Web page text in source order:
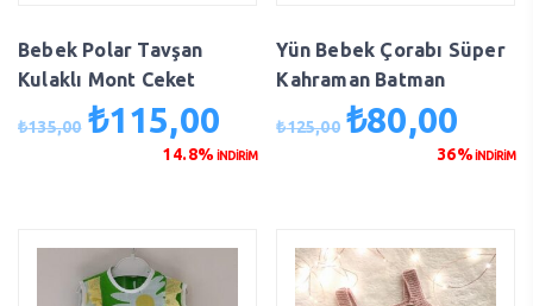
Bebek Polar Tavşan
Kulaklı Mont Ceket
₺135,00 Orijinal
₺115,00
andaki
14.8% İNDİRİM
Yün Bebek Çorabı Süper
Kahraman Batman
₺125,00 Orijinal
₺80,00
andaki
36%İNDİRİM